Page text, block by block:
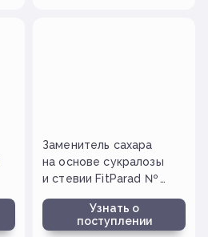
Заменитель сахара
на основе сукралозы
и стевии FitParad №
20 — 150 таб.
Узнать о
поступлении